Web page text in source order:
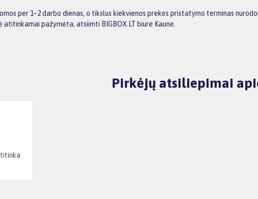
per 1–2 darbo dienas, o tikslus kiekvienos prekės pristatymo terminas
pažymėta, atsiimti BIGBOX.LT biure Kaune.
Pirkėjų atsiliepimai